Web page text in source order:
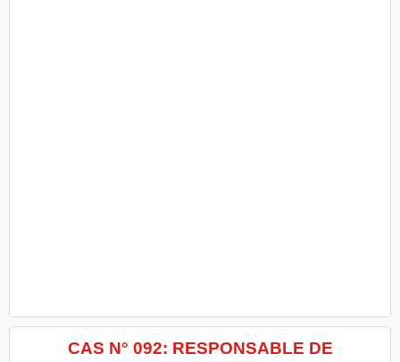
CAS N° 092: RESPONSABLE DE